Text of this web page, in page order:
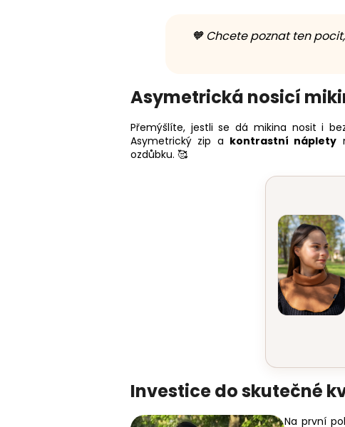
🧡 Chcete poznat ten
Asymetrická nosicí
Přemýšlíte, jestli se dá mikina nosit i
Asymetrický zip a kontrastní náplety
ozdůbku. 🥰
Investice do skutečné
Na první